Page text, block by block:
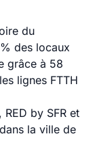
du
des locaux
grâce à 58
lignes FTTH
by SFR et
la ville de